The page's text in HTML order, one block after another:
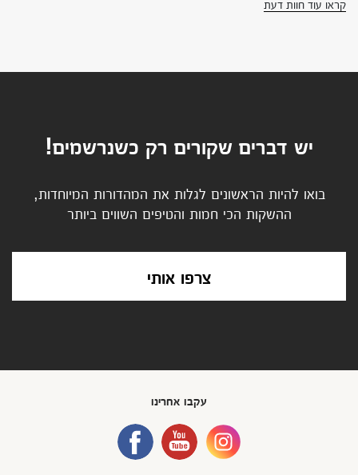
קראו עוד חוות דעת
יש דברים שקורים רק כשנרשמים!
בואו להיות הראשונים לגלות את המהדורות המיוחדות,
ההשקות הכי חמות והטיפים השווים ביותר
צרפו אותי
עקבו אחרינו